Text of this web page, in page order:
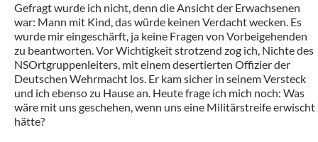
Gefragt wurde ich nicht, denn die Ansicht der Erwachsenen
war: Mann mit Kind, das würde keinen Verdacht wecken. Es
wurde mir eingeschärft, ja keine Fragen von Vorbeigehenden
zu beantworten. Vor Wichtigkeit strotzend zog ich, Nichte des
NSOrtgruppenleiters, mit einem desertierten Offizier der
Deutschen Wehrmacht los. Er kam sicher in seinem Versteck
und ich ebenso zu Hause an. Heute frage ich mich noch: Was
wäre mit uns geschehen, wenn uns eine Militärstreife erwischt
hätte?